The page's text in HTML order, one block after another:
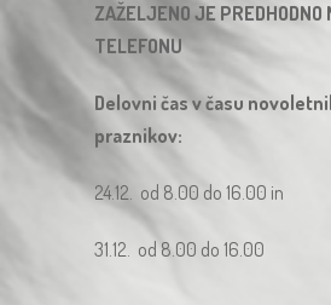
ZAŽELJENO JE PREDHODNO
TELEFONU
Delovni čas v času
praznikov:
24.12. od 8.00 do 16.00 in
31.12. od 8.00 do 16.00